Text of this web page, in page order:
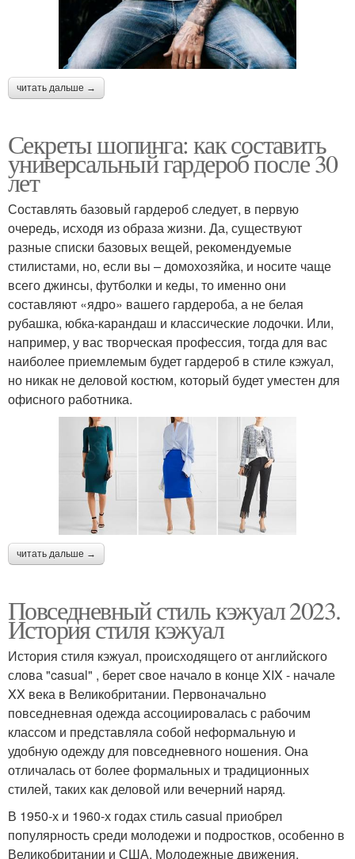
читать дальше →
Секреты шопинга: как составить
универсальный гардероб после 30
лет
Составлять базовый гардероб следует, в первую
очередь, исходя из образа жизни. Да, существуют
разные списки базовых вещей, рекомендуемые
стилистами, но, если вы – домохозяйка, и носите чаще
всего джинсы, футболки и кеды, то именно они
составляют «ядро» вашего гардероба, а не белая
рубашка, юбка-карандаш и классические лодочки. Или,
например, у вас творческая профессия, тогда для вас
наиболее приемлемым будет гардероб в стиле кэжуал,
но никак не деловой костюм, который будет уместен для
офисного работника.
читать дальше →
Повседневный стиль кэжуал 2023.
История стиля кэжуал
История стиля кэжуал, происходящего от английского
слова "casual" , берет свое начало в конце XIX - начале
XX века в Великобритании. Первоначально
повседневная одежда ассоциировалась с рабочим
классом и представляла собой неформальную и
удобную одежду для повседневного ношения. Она
отличалась от более формальных и традиционных
стилей, таких как деловой или вечерний наряд.
В 1950-х и 1960-х годах стиль casual приобрел
популярность среди молодежи и подростков, особенно в
Великобритании и США. Молодежные движения,